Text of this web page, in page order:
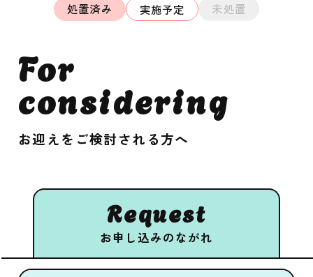
処置済み 実施予定 未処置
For
considering
お迎えをご検討される方へ
Request
お申し込みのながれ